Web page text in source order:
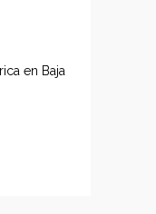
en Baja